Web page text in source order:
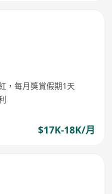
，每月獎賞假期1天
$17K-18K/月